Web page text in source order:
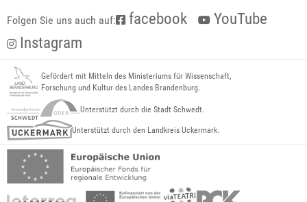
Folgen Sie uns auch auf: facebook
YouTube
Instagram
Gefördert mit Mitteln des Ministeriums für Wissenschaft,
Forschung und Kultur des Landes Brandenburg.
Unterstützt durch die Stadt Schwedt.
Unterstützt durch den Landkreis Uckermark.